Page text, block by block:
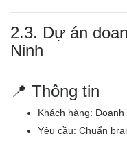
2.3. Dự án
Ninh
📍 Thông tin
Khách hàng:
Yêu cầu: Chuẩn